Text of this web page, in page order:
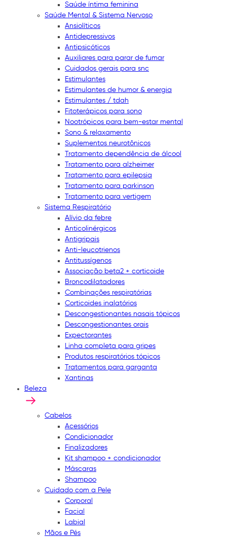
Saúde íntima feminina
Saúde Mental & Sistema Nervoso
Ansiolíticos
Antidepressivos
Antipsicóticos
Auxiliares para parar de fumar
Cuidados gerais para snc
Estimulantes
Estimulantes de humor & energia
Estimulantes / tdah
Fitoterápicos para sono
Nootrópicos para bem-estar mental
Sono & relaxamento
Suplementos neurotônicos
Tratamento dependência de álcool
Tratamento para alzheimer
Tratamento para epilepsia
Tratamento para parkinson
Tratamento para vertigem
Sistema Respiratório
Alívio da febre
Anticolinérgicos
Antigripais
Anti-leucotrienos
Antitussígenos
Associação beta2 + corticoide
Broncodilatadores
Combinações respiratórias
Corticoides inalatórios
Descongestionantes nasais tópicos
Descongestionantes orais
Expectorantes
Linha completa para gripes
Produtos respiratórios tópicos
Tratamentos para garganta
Xantinas
Beleza
Cabelos
Acessórios
Condicionador
Finalizadores
Kit shampoo + condicionador
Máscaras
Shampoo
Cuidado com a Pele
Corporal
Facial
Labial
Mãos e Pés